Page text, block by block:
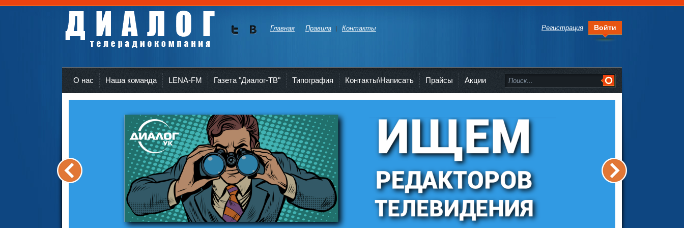
Регистрация Войти
Главная Правила Контакты
О нас Наша команда LENA-FM Газета "Диалог-ТВ" Типография Контакты\Написать Прайсы Акции